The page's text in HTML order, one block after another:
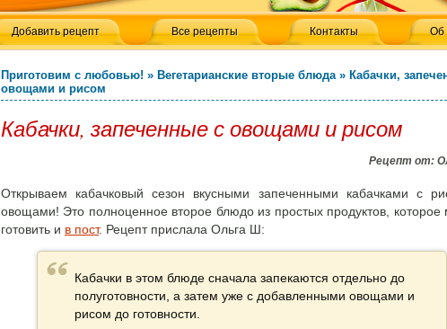
Добавить рецепт Все рецепты Контакты Об
Приготовим с любовью! » Вегетарианские вторые блюда» Кабачки,
овощами и рисом
Кабачки, запеченные с овощами и рисом
Рецепт от:
Открываем кабачковый сезон вкусными запеченными кабачками с
овощами! Это полноценное второе блюдо из простых продуктов, которое
готовить и в пост. Рецепт прислала Ольга Ш:
Кабачки в этом блюде сначала запекаются отдельно до
полуготовности, а затем уже с добавленными овощами и
рисом до готовности.